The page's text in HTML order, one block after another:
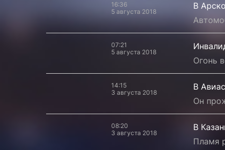
16:36
5 августа 2018
В
07:21
5 августа 2018
Огонь
14:15
3 августа 2018
В
Он
08:20
3 августа 2018
В
Пламя